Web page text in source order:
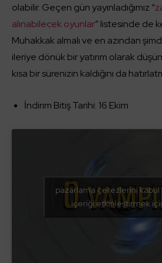
olabilir. Geçen gün yayınladığımız “
alınabilecek oyunlar” listesinde de
Muhakkak almalı ve en azından
ileriye dönük bir yatırım olarak
kısa bir sürenizin kaldığını da
İndirim Bitiş Tarihi: 16 Ekim
pazarlama çerezlerini
içeriği etkinleştirmek